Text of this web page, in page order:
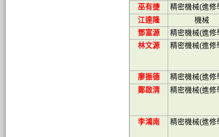
巫有捷
精密機械(進修
江達隆
機械
鄧富源
精密機械(進修
林文源
精密機械(進修
廖振德 精密機械(進修
鄭啟清
精密機械(進修
李鴻南 精密機械(進修